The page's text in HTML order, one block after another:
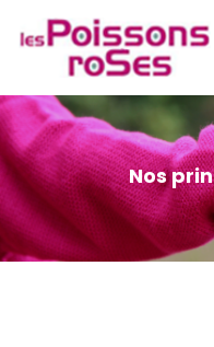
Nos